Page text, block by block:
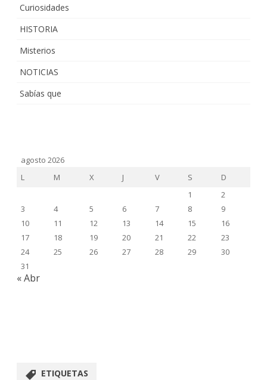
Curiosidades
HISTORIA
Misterios
NOTICIAS
Sabías que
agosto 2026
L
M X J V S
D
1
2
3
4 5 6 7 8
9
10
11 12 13 14 15
16
17
18 19 20 21 22
23
24
25 26 27 28 29
30
31
« Abr
ETIQUETAS